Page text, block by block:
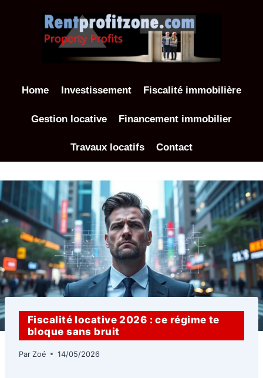
Home Investissement Fiscalité immobilière
Gestion locative Financement immobilier
Travaux locatifs Contact
Fiscalité locative 2026 : ce régime te
bloque sans bruit
Par Zoé 14/05/2026